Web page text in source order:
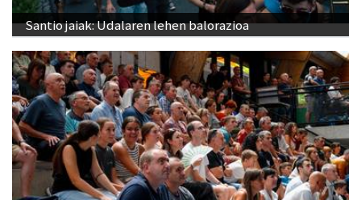
Santio jaiak: Udalaren lehen balorazioa